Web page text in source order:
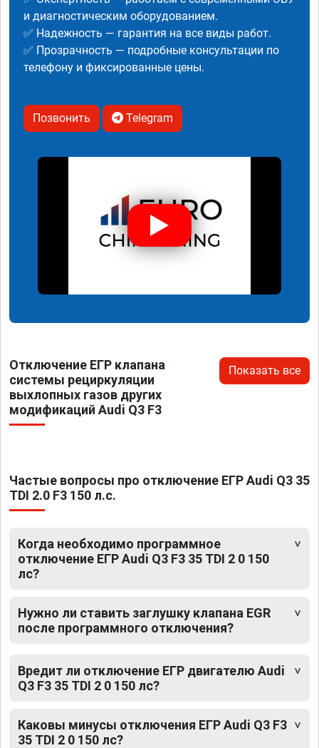
и диагностическим оборудованием.
✅ Надежность — гарантия на все виды работ.
✅ Прозрачность — подробные консультации по
телефону и фиксированные цены.
Позвонить Telegram
Отключение ЕГР клапана
системы рециркуляции
выхлопных газов других
модификаций Audi Q3 F3
Показать все
Частые вопросы про отключение ЕГР Audi Q3 35
TDI 2.0 F3 150 л.с.
Когда необходимо программное
отключение ЕГР Audi Q3 F3 35 TDI 2 0 150
лс?
Нужно ли ставить заглушку клапана EGR
после программного отключения?
Вредит ли отключение ЕГР двигателю Audi
Q3 F3 35 TDI 2 0 150 лс?
Каковы минусы отключения ЕГР Audi Q3 F3
35 TDI 2 0 150 лс?